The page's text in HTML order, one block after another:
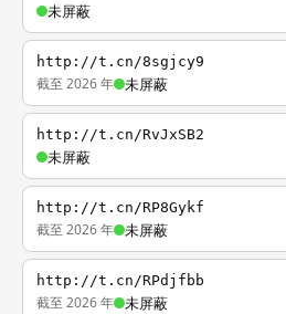
未屏蔽
http://t.cn/8sgjcy9
截至 2026 年 未屏蔽
http://t.cn/RvJxSB2
未屏蔽
http://t.cn/RP8Gykf
截至 2026 年 未屏蔽
http://t.cn/RPdjfbb
截至 2026 年 未屏蔽